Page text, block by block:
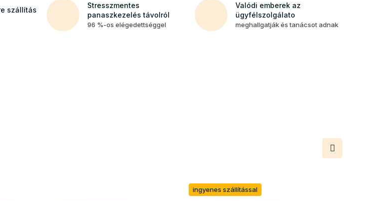
szállítás
Stresszmentes
panaszkezelés távolról
96 %-os elégedettséggel
Valódi emberek az
ügyfélszolgálato
meghallgatják és tanácsot adnak
ingyenes szállítással
termék